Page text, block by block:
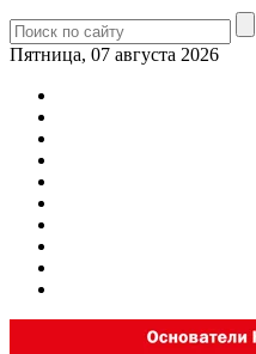
Пятница, 07 августа 2026